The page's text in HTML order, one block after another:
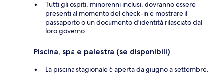
Tutti gli ospiti, minorenni inclusi, dovranno essere
presenti al momento del check-in e mostrare il
passaporto o un documento d'identità rilasciato dal
loro governo.
Piscina, spa e palestra (se disponibili)
La piscina stagionale è aperta da giugno a settembre.